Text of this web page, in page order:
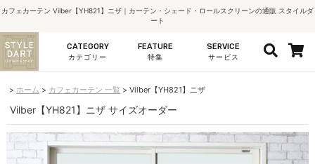
カフェカーテン Vilber【YH821】ニザ｜カーテン・シェード・ロールスクリーンの通販 スタイルダ
ート
CATEGORY
カテゴリー
FEATURE
特集
SERVICE
サービス
ホーム カフェカーテン 一覧 Vilber【YH821】ニザ
Vilber【YH821】ニザ サイズオーダー